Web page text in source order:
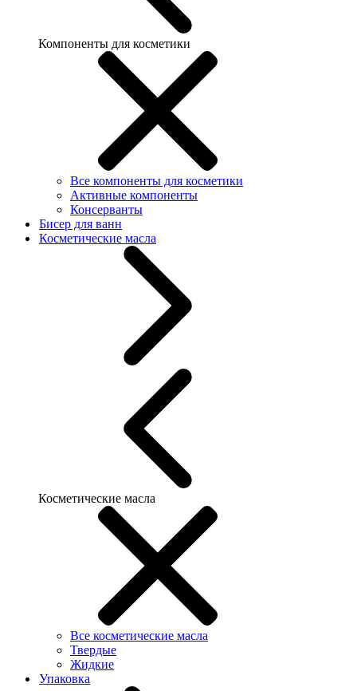
Компоненты для косметики
Все компоненты для косметики
Активные компоненты
Консерванты
Бисер для ванн
Косметические масла
Косметические масла
Все косметические масла
Твердые
Жидкие
Упаковка